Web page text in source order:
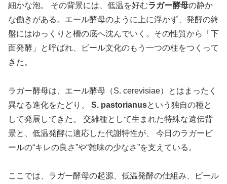
細かな泡。 その背景には、低温を好むラガー酵母の静か
な働きがある。エール酵母のように上に浮かず、発酵の終
盤にはゆっくりと槽の底へ沈んでいく。その性質から「下
面発酵」と呼ばれ、ビール文化のもう一つの柱をつくって
きた。
ラガー酵母は、エール酵母（S. cerevisiae）とはまったく
異なる進化をたどり、 S. pastorianusという独自の種と
して発展してきた。 交雑種として生まれた特殊な遺伝背
景と、低温発酵に適応した代謝特性が、 今日のラガービ
ールの“キレの良さ”や“雑味の少なさ”を支えている。
ここでは、ラガー酵母の起源、低温発酵の仕組み、ビール